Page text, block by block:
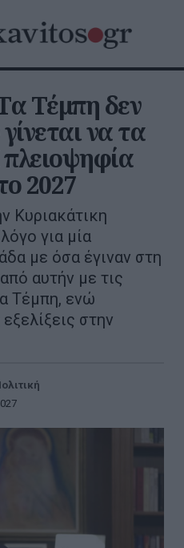
Τέμπη δεν
να τα
2027
Κυριακάτικη
για μία
με όσα έγιναν στη
αυτήν με τις
Τέμπη, ενώ
στην